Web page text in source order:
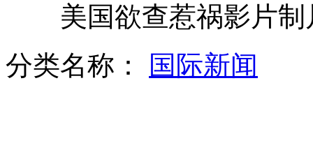
美国欲查惹祸影片制
分类名称：
国际新闻